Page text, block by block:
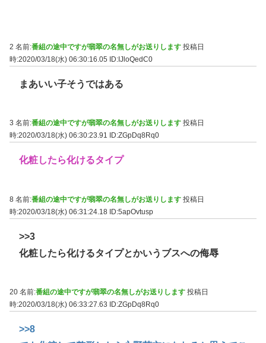
2 名前:番組の途中ですが翡翠の名無しがお送りします 投稿日
時:2020/03/18(水) 06:30:16.05 ID:IJloQedC0
まあいい子そうではある
3 名前:番組の途中ですが翡翠の名無しがお送りします 投稿日
時:2020/03/18(水) 06:30:23.91
ID:ZGpDq8Rq0
化粧したら化けるタイプ
8 名前:番組の途中ですが翡翠の名無しがお送りします 投稿日
時:2020/03/18(水) 06:31:24.18 ID:5apOvtusp
>>3
化粧したら化けるタイプとかいうブスへの侮辱
20 名前:番組の途中ですが翡翠の名無しがお送りします 投稿日
時:2020/03/18(水) 06:33:27.63
ID:ZGpDq8Rq0
>>8